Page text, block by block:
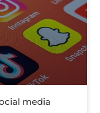
media